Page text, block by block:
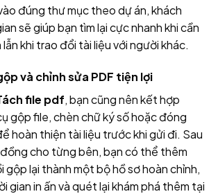
đúng thư mục theo dự án, khách
sẽ giúp bạn tìm lại cực nhanh khi cần
lẫn khi trao đổi tài liệu với người khác.
và chỉnh sửa PDF tiện lợi
file pdf, bạn cũng nên kết hợp
gộp file, chèn chữ ký số hoặc đóng
hoàn thiện tài liệu trước khi gửi đi. Sau
cho từng bên, bạn có thể thêm
gộp lại thành một bộ hồ sơ hoàn chỉnh,
gian in ấn và quét lại khám phá thêm tại